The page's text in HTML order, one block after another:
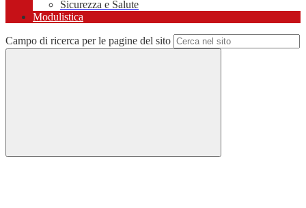
Sicurezza e Salute
Modulistica
Campo di ricerca per le pagine del sito